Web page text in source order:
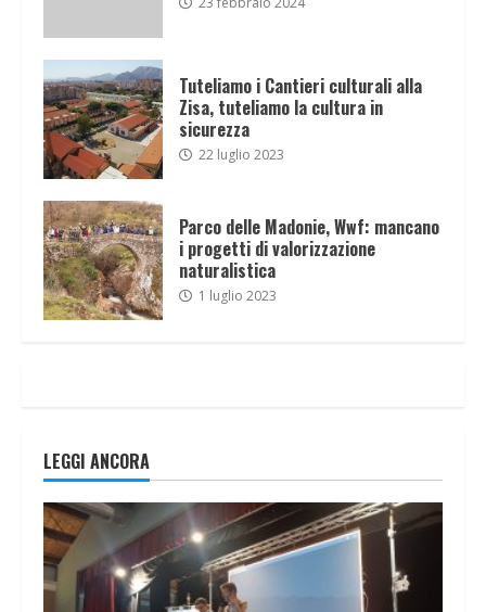
Tuteliamo i Cantieri culturali alla
Zisa, tuteliamo la cultura in
sicurezza
22 luglio 2023
Parco delle Madonie, Wwf: mancano
i progetti di valorizzazione
naturalistica
1 luglio 2023
LEGGI ANCORA